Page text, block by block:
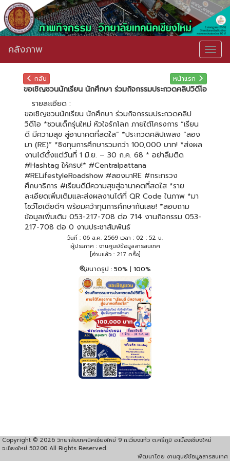
คลังภาพ
กลับ หน้าแรก
ขอเชิญชวนนักเรียน นักศึกษา ร่วมกิจกรรมประกวดคลิปวิดีโอ
รายละเอียด :
ขอเชิญชวนนักเรียน นักศึกษา ร่วมกิจกรรมประกวดคลิป
วิดีโอ *ชวนเด็กรุ่นใหม่ หัวใจรักโลก ภายใต้โครงการ “เรียน
ดี มีความสุข สู่อานาคตที่สดใส” *ประกวดคลิปเพลง “ลอง
มา (RE)” *ชิงทุนการศึกษารวมกว่า 100,000 บาท! *ส่งผล
งานได้ตั้งแต่วันที่ 1 มิ.ย. – 30 ก.ค. 68 * อย่าลืมติด
#Hashtag ให้ครบ!* #Centralpattana
#RELifestyleRoadshow #ลองมาRE #กระทรวง
ศึกษาธิการ #เรียนดีมีความสุขสู่อานาคตที่สดใส *ราย
ละเอียดเพิ่มเติมและส่งผลงานได้ที่ QR Code ในภาพ *มา
โชว์ไอเดียดีๆ พร้อมคว้าทุนการศึกษากันเลย! *สอบถาม
ข้อมูลเพิ่มเติม 053-217-708 ต่อ 714 งานกิจกรรม 053-
217-708 ต่อ 0 งานประชาสัมพันธ์
วันที่ : 06 ส.ค. 2569 เวลา : 02 : 52 น.
ผู้ประกาศ : งานศูนย์ข้อมูลสารสนเทศ
[อ่านแล้ว : 217 ครั้ง]
ขนาดรูป : 50% | 100%
Copyright © 2026 วิทยาลัยเทคนิคเชียงใหม่ 9 ถ.เวียงแก้ว ต.ศรีภูมิ อ.เมืองเชียงใหม่
จ.เชียงใหม่ 50200 All Rights Reserved.
พัฒนาโดย งานศูนย์ข้อมูลสารสนเทศ